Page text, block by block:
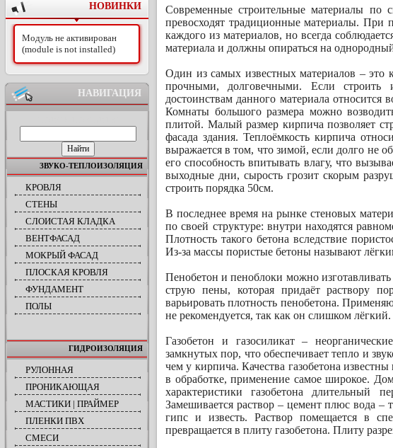
НОВИНКИ
Модуль не активирован
(module is not installed)
НАВИГАЦИЯ
ЗВУКО-ТЕПЛОИЗОЛЯЦИЯ
КРОВЛЯ
СТЕНЫ
СЛОИСТАЯ КЛАДКА
ВЕНТФАСАД
МОКРЫЙ ФАСАД
ПЛОСКАЯ КРОВЛЯ
ФУНДАМЕНТ
ПОЛЫ
ГИДРОИЗОЛЯЦИЯ
РУЛОННАЯ
ПРОНИКАЮЩАЯ
МАСТИКИ | ПРАЙМЕР
ПЛЕНКИ ПВХ
СМЕСИ
Современные строительные материалы по
превосходят традиционные материалы. При
каждого из материалов, но всегда
материала и должны опираться на
Один из самых известных материалов – это
прочными, долговечными. Если строить
достоинствам данного материала
Комнаты большого размера можно
плитой. Малый размер кирпича позволяет
фасада здания. Теплоёмкость кирпича
выражается в том, что зимой, если долго не
его способность впитывать влагу, что
выходные дни, сырость грозит скорым
строить порядка 50см.
В последнее время на рынке стеновых
по своей структуре: внутри находятся
Плотность такого бетона вследствие
Из-за массы пористые бетоны называют
Пенобетон и пеноблоки можно
струю пены, которая придаёт раствору
варьировать плотность пенобетона.
не рекомендуется, так как он слишком лёгкий.
Газобетон и газосиликат –
замкнутых пор, что обеспечивает тепло и
чем у кирпича. Качества газобетона
в обработке, применение самое широкое.
характеристики газобетона длительный
Замешивается раствор – цемент плюс вода –
гипс и известь. Раствор помещается в
превращается в плиту газобетона. Плиту